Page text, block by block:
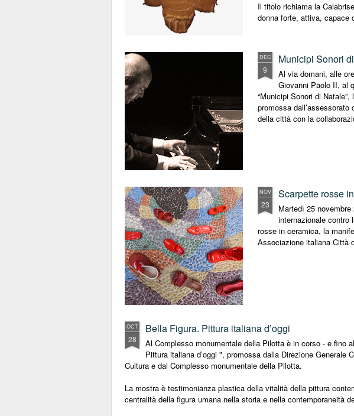
Il titolo richiama la
donna forte, attiva, capace
DEC
9
Municipi Sonori
Al via domani, alle
Giovanni Paolo II, al
“Municipi Sonori di
promossa
della città con la
NOV
23
Scarpette rosse
Martedì 25
internazionale contro
rosse in ceramica, la
Associazione italiana Città
OCT
28
Bella Figura. Pittura italiana d’oggi
Al Complesso monumentale della Pilotta è in corso - e fino
Pittura italiana d’oggi ", promossa dalla Direzione Generale
Cultura e dal Complesso monumentale della Pilotta.
La mostra è testimonianza plastica della vitalità della pittura
centralità della figura umana nella storia e nella contemporaneità